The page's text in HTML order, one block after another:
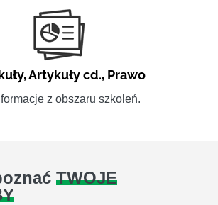
,Artykuły cd., Prawo
z obszaru szkoleń.
TWOJE